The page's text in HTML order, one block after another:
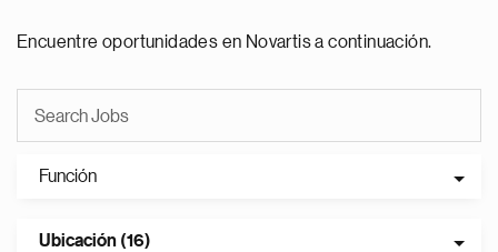
Encuentre oportunidades en Novartis a continuación.
Función
Ubicación (16)